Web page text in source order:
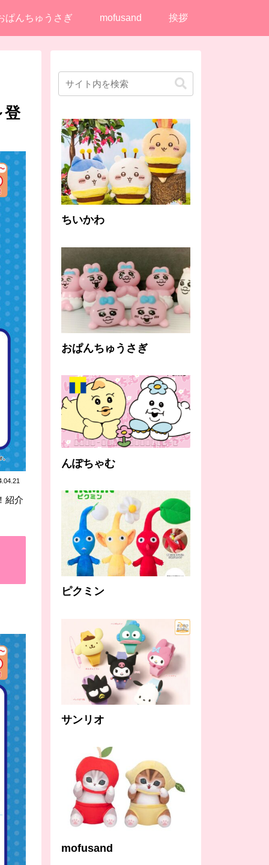
ぱんちゅうさぎ mofusand 挨拶
登
紹介
ちいかわ
おぱんちゅうさぎ
んぽちゃむ
ピクミン
サンリオ
mofusand